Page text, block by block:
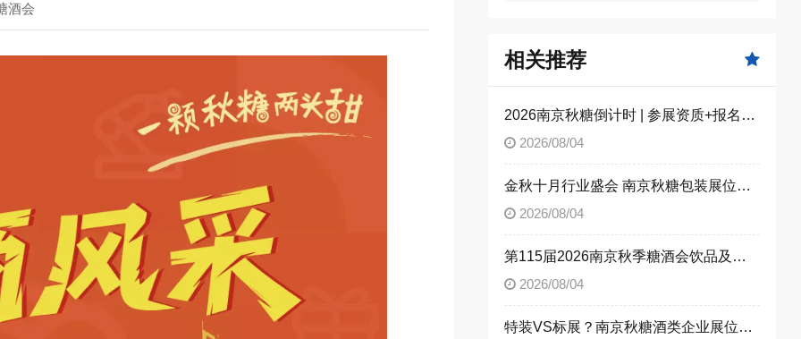
酒会
相关推荐
2026南京秋糖倒计时 | 参展资质+报名流程全攻略，别因手续不全错失良机（附材料清单）
2026/08/04
金秋十月行业盛会 南京秋糖包装展位限时合规抢订
2026/08/04
第115届2026南京秋季糖酒会饮品及乳制品展区展位申请技巧
2026/08/04
特装VS标展？南京秋糖酒类企业展位选择指南